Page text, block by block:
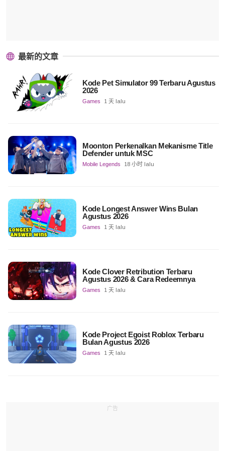
最新的文章
Kode Pet Simulator 99 Terbaru Agustus
2026
Games 1 天 lalu
Moonton Perkenalkan Mekanisme Title
Defender untuk MSC
Mobile Legends 18 小时 lalu
Kode Longest Answer Wins Bulan
Agustus 2026
Games 1 天 lalu
Kode Clover Retribution Terbaru
Agustus 2026 & Cara Redeemnya
Games 1 天 lalu
Kode Project Egoist Roblox Terbaru
Bulan Agustus 2026
Games 1 天 lalu
广告